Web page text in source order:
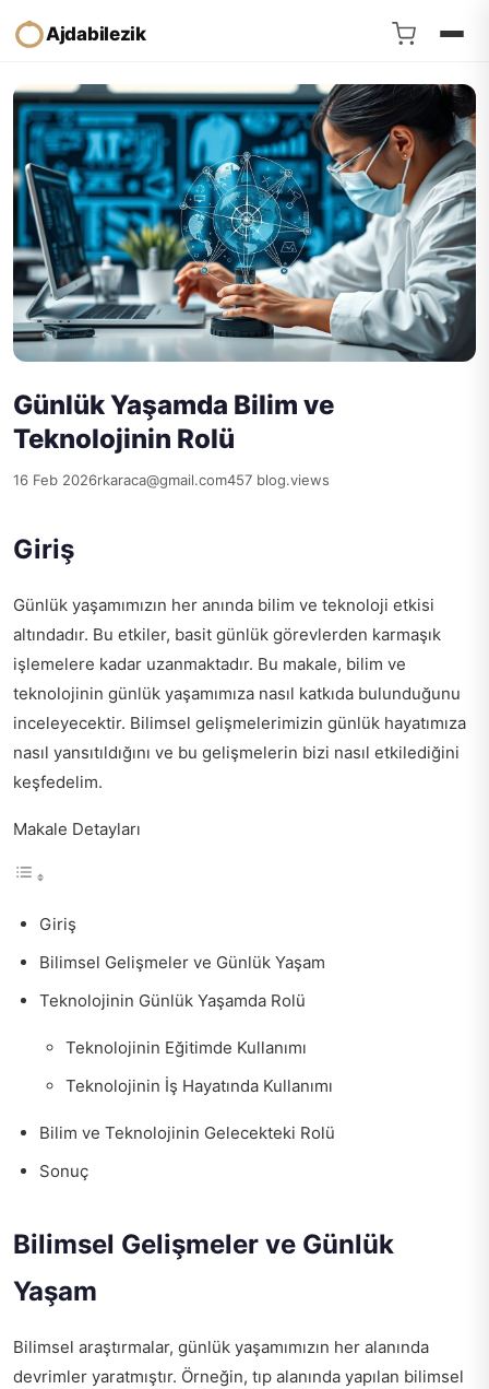
Ajdabilezik
Günlük Yaşamda Bilim ve
Teknolojinin Rolü
16 Feb 2026rkaraca@gmail.com457 blog.views
Giriş
Günlük yaşamımızın her anında bilim ve teknoloji etkisi
altındadır. Bu etkiler, basit günlük görevlerden karmaşık
işlemelere kadar uzanmaktadır. Bu makale, bilim ve
teknolojinin günlük yaşamımıza nasıl katkıda bulunduğunu
inceleyecektir. Bilimsel gelişmelerimizin günlük hayatımıza
nasıl yansıtıldığını ve bu gelişmelerin bizi nasıl etkilediğini
keşfedelim.
Makale Detayları
Giriş
Bilimsel Gelişmeler ve Günlük Yaşam
Teknolojinin Günlük Yaşamda Rolü
Teknolojinin Eğitimde Kullanımı
Teknolojinin İş Hayatında Kullanımı
Bilim ve Teknolojinin Gelecekteki Rolü
Sonuç
Bilimsel Gelişmeler ve Günlük
Yaşam
Bilimsel araştırmalar, günlük yaşamımızın her alanında
devrimler yaratmıştır. Örneğin, tıp alanında yapılan bilimsel